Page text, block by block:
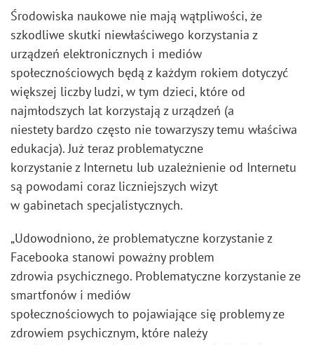
Środowiska naukowe nie mają wątpliwości, że
szkodliwe skutki niewłaściwego korzystania z
urządzeń elektronicznych i mediów
społecznościowych będą z każdym rokiem dotyczyć
większej liczby ludzi, w tym dzieci, które od
najmłodszych lat korzystają z urządzeń (a
niestety bardzo często nie towarzyszy temu właściwa
edukacja). Już teraz problematyczne
korzystanie z Internetu lub uzależnienie od Internetu
są powodami coraz liczniejszych wizyt
w gabinetach specjalistycznych.
„Udowodniono, że problematyczne korzystanie z
Facebooka stanowi poważny problem
zdrowia psychicznego. Problematyczne korzystanie ze
smartfonów i mediów
społecznościowych to pojawiające się problemy ze
zdrowiem psychicznym, które należy